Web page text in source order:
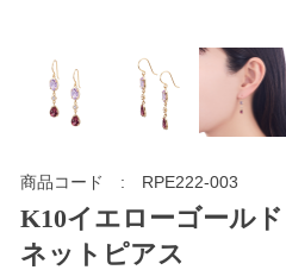
商品コード RPE222-003
K10イエローゴール
ネットピアス